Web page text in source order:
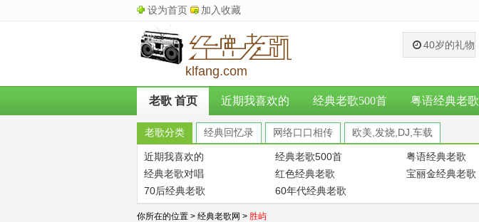
设为首页 加入收藏
klfang.com
40岁的礼物
老歌 首页 近期我喜欢的 经典老歌500首 粤语经典老歌
老歌分类 经典回忆录 网络口口相传 欧美,发烧,DJ,车载
近期我喜欢的 经典老歌500首 粤语经典老歌
经典老歌对唱
红色经典老歌 宝丽金经典老歌
70后经典老歌
60年代经典老歌
你所在的位置 > 经典老歌网 > 胜屿